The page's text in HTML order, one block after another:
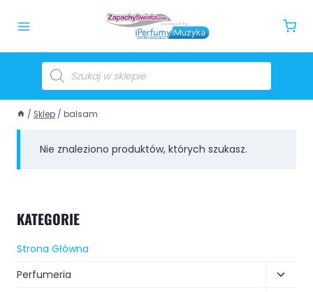
/ Sklep / balsam
Nie znaleziono produktów, których szukasz.
KATEGORIE
Strona Główna
Perfumeria